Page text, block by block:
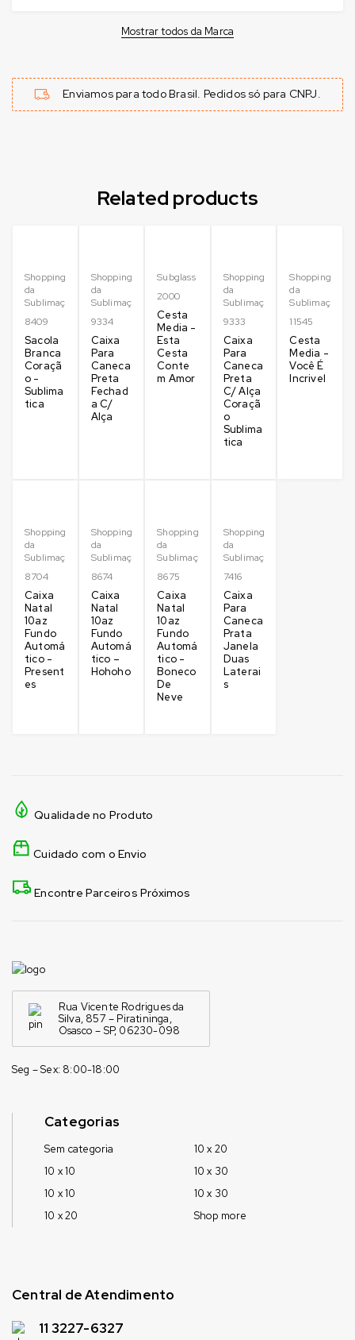
Mostrar todos da Marca
Enviamos para todo Brasil. Pedidos só para CNPJ.
Related products
Shopping
da
Sublimação
8409
Sacola
Branca
Coraçã
o -
Sublima
tica
Shopping
da
Sublimação
9334
Caixa
Para
Caneca
Preta
Fechad
a C/
Alça
Subglass
2000
Cesta
Media -
Esta
Cesta
Conte
m Amor
Shopping
da
Sublimação
9333
Caixa
Para
Caneca
Preta
C/ Alça
Coraçã
o
Sublima
tica
Shopping
da
Sublimação
11545
Cesta
Media -
Você É
Incrivel
Shopping
da
Sublimação
8704
Caixa
Natal
10az
Fundo
Automá
tico -
Present
es
Shopping
da
Sublimação
8674
Caixa
Natal
10az
Fundo
Automá
tico –
Hohoho
Shopping
da
Sublimação
8675
Caixa
Natal
10az
Fundo
Automá
tico -
Boneco
De
Neve
Shopping
da
Sublimação
7416
Caixa
Para
Caneca
Prata
Janela
Duas
Laterai
s
Qualidade no Produto
Cuidado com o Envio
Encontre Parceiros Próximos
Rua Vicente Rodrigues da
Silva, 857 – Piratininga,
Osasco – SP, 06230-098
Seg – Sex: 8:00-18:00
Categorias
Sem categoria
10 x 10
10 x 10
10 x 20
10 x 20
10 x 30
10 x 30
Shop more
Central de Atendimento
11 3227-6327